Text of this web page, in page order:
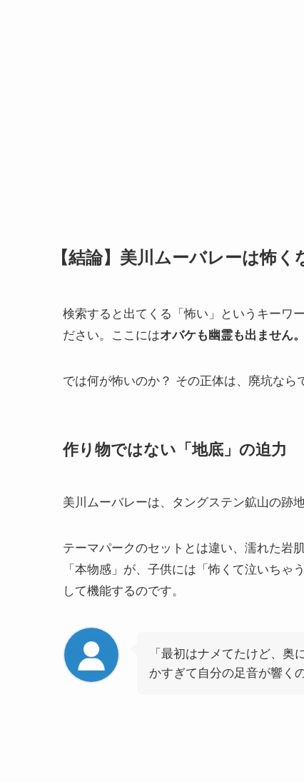
【結論】美川ムーバレーは怖
検索すると出てくる「怖い」というキーワ
ださい。ここにはオバケも幽霊も出ません。
では何が怖いのか？ その正体は、廃坑なら
作り物ではない「地底」の迫力
美川ムーバレーは、タングステン鉱山の跡
テーマパークのセットとは違い、濡れた
「本物感」が、子供には「怖くて泣いちゃ
して機能するのです。
「最初はナメてたけど、
かすぎて自分の足音が響く